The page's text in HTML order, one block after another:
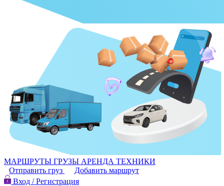
МАРШРУТЫ ГРУЗЫ АРЕНДА ТЕХНИКИ
Отправить груз
Добавить маршрут
Вход / Регистрация